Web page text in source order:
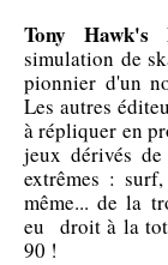
Tony Hawk's
simulation de
pionnier d'un
Les autres
à répliquer en
jeux dérivés
extrêmes :
même... de la
eu droit à la
90 !